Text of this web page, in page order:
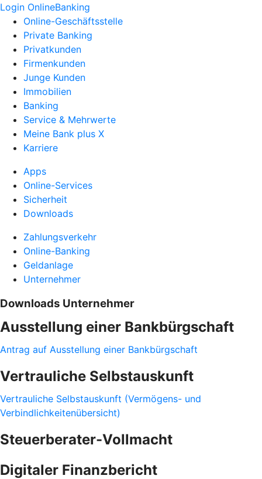
Login OnlineBanking
Online-Geschäftsstelle
Private Banking
Privatkunden
Firmenkunden
Junge Kunden
Immobilien
Banking
Service & Mehrwerte
Meine Bank plus X
Karriere
Apps
Online-Services
Sicherheit
Downloads
Zahlungsverkehr
Online-Banking
Geldanlage
Unternehmer
Downloads Unternehmer
Ausstellung einer Bankbürgschaft
Antrag auf Ausstellung einer Bankbürgschaft
Vertrauliche Selbstauskunft
Vertrauliche Selbstauskunft (Vermögens- und
Verbindlichkeitenübersicht)
Steuerberater-Vollmacht
Digitaler Finanzbericht